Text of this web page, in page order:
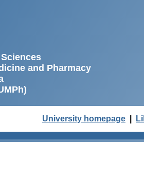
and Pharmacy
University homepage